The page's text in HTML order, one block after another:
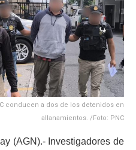
conducen a dos de los detenidos en
allanamientos. /Foto: PNC
(AGN).- Investigadores de